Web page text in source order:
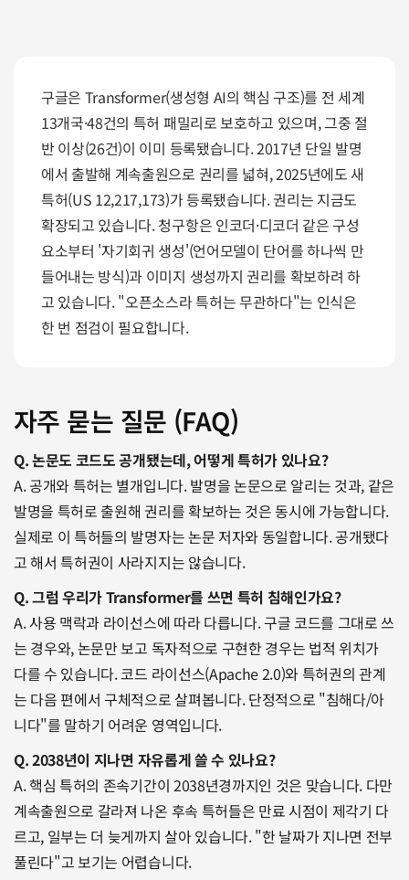
구글은 Transformer(생성형 AI의 핵심 구조)를 전 세계
13개국·48건의 특허 패밀리로 보호하고 있으며, 그중 절
반 이상(26건)이 이미 등록됐습니다. 2017년 단일 발명
에서 출발해 계속출원으로 권리를 넓혀, 2025년에도 새
특허(US 12,217,173)가 등록됐습니다. 권리는 지금도
확장되고 있습니다. 청구항은 인코더·디코더 같은 구성
요소부터 '자기회귀 생성'(언어모델이 단어를 하나씩 만
들어내는 방식)과 이미지 생성까지 권리를 확보하려 하
고 있습니다. "오픈소스라 특허는 무관하다"는 인식은
한 번 점검이 필요합니다.
자주 묻는 질문 (FAQ)
Q. 논문도 코드도 공개됐는데, 어떻게 특허가 있나요?
A. 공개와 특허는 별개입니다. 발명을 논문으로 알리는 것과, 같은
발명을 특허로 출원해 권리를 확보하는 것은 동시에 가능합니다.
실제로 이 특허들의 발명자는 논문 저자와 동일합니다. 공개됐다
고 해서 특허권이 사라지지는 않습니다.
Q. 그럼 우리가 Transformer를 쓰면 특허 침해인가요?
A. 사용 맥락과 라이선스에 따라 다릅니다. 구글 코드를 그대로 쓰
는 경우와, 논문만 보고 독자적으로 구현한 경우는 법적 위치가
다를 수 있습니다. 코드 라이선스(Apache 2.0)와 특허권의 관계
는 다음 편에서 구체적으로 살펴봅니다. 단정적으로 "침해다/아
니다"를 말하기 어려운 영역입니다.
Q. 2038년이 지나면 자유롭게 쓸 수 있나요?
A. 핵심 특허의 존속기간이 2038년경까지인 것은 맞습니다. 다만
계속출원으로 갈라져 나온 후속 특허들은 만료 시점이 제각기 다
르고, 일부는 더 늦게까지 살아 있습니다. "한 날짜가 지나면 전부
풀린다"고 보기는 어렵습니다.